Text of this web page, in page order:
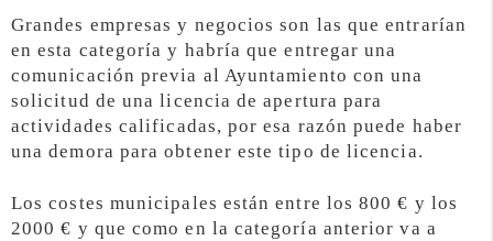
Grandes empresas y negocios son las que entrarían
en esta categoría y habría que entregar una
comunicación previa al Ayuntamiento con una
solicitud de una licencia de apertura para
actividades calificadas, por esa razón puede haber
una demora para obtener este tipo de licencia.
Los costes municipales están entre los 800 € y los
2000 € y que como en la categoría anterior va a